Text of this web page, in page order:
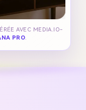
AVEC MEDIA.IO-
PRO.